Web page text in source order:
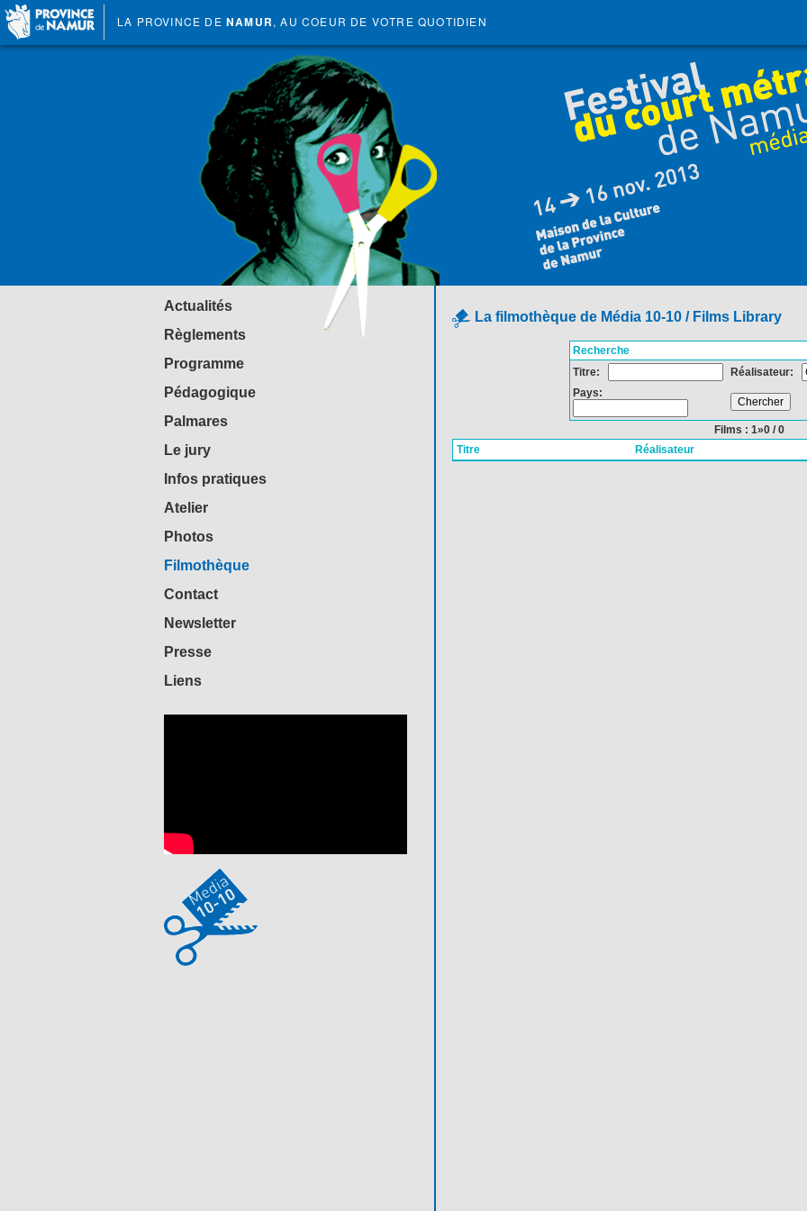
LA PROVINCE DE NAMUR, AU COEUR DE VOTRE QUOTIDIEN
Actualités
Règlements
Programme
Pédagogique
Palmares
Le jury
Infos pratiques
Atelier
Photos
Filmothèque
Contact
Newsletter
Presse
Liens
La filmothèque de Média 10-10 / Films Library
Recherche
Titre:
Réalisateur:
Pays:
Films : 1»0 / 0
Titre
Réalisateur